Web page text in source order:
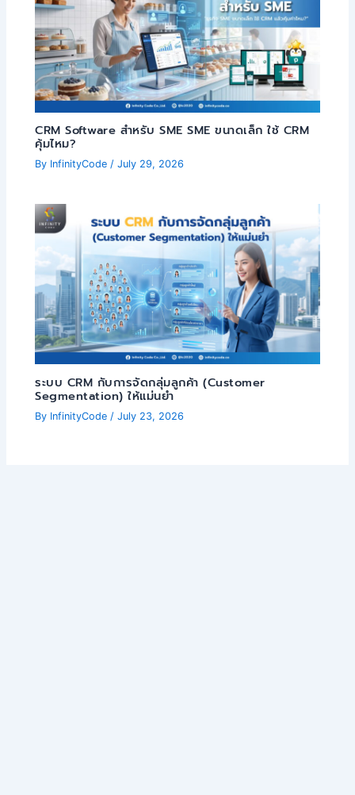
CRM Software สำหรับ SME SME ขนาดเล็ก ใช้ CRM
คุ้มไหม?
By InfinityCode/July 29, 2026
ระบบ CRM กับการจัดกลุ่มลูกค้า (Customer
Segmentation) ให้แม่นยำ
By InfinityCode /July 23, 2026